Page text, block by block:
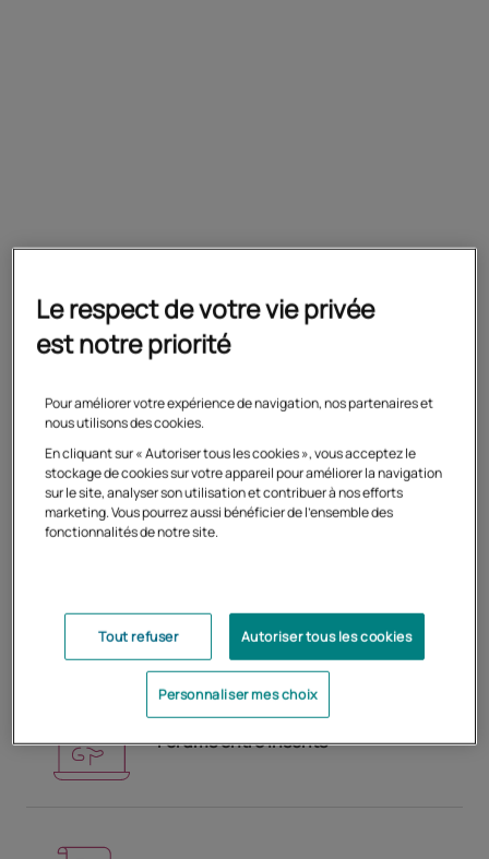
Préparation
Formation complète en voie scolaire
Formation 100% en ligne
Corrections personnalisées
Forums entre inscrits
Le respect de votre vie privée
est notre priorité
Pour améliorer votre expérience de navigation, nos partenaires et
nous utilisons des cookies.
En cliquant sur « Autoriser tous les cookies », vous acceptez le
stockage de cookies sur votre appareil pour améliorer la navigation
sur le site, analyser son utilisation et contribuer à nos efforts
marketing. Vous pourrez aussi bénéficier de l'ensemble des
fonctionnalités de notre site.
Tout refuser Autoriser tous les cookies
Personnaliser mes choix